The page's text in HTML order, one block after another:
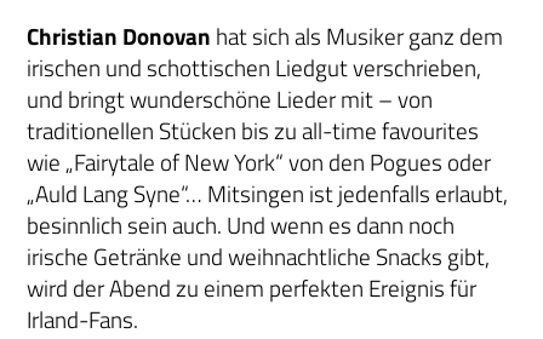
Christian Donovan hat sich als Musiker ganz dem
irischen und schottischen Liedgut verschrieben,
und bringt wunderschöne Lieder mit – von
traditionellen Stücken bis zu all-time favourites
wie „Fairytale of New York“ von den Pogues oder
„Auld Lang Syne“… Mitsingen ist jedenfalls erlaubt,
besinnlich sein auch. Und wenn es dann noch
irische Getränke und weihnachtliche Snacks gibt,
wird der Abend zu einem perfekten Ereignis für
Irland-Fans.